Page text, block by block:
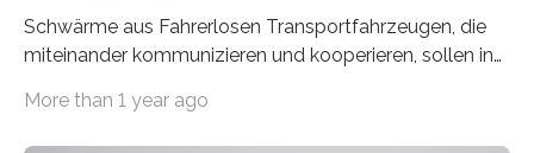
Schwärme aus Fahrerlosen Transportfahrzeugen, die
miteinander kommunizieren und kooperieren, sollen in
An dieser innovativen Idee arbeiten Forschende aus
More than 1 year ago